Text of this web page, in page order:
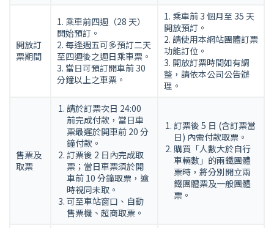
明
表
開放訂
票期間
1. 乘車前四週（28 天）
開始預訂。
2. 每逢週五可多預訂二天
至四週後之週日乘車票。
3. 當日可預訂開車前 30
分鐘以上之車票。
1. 乘車前 3 個月至 35 天
開放預訂。
2. 請使用本網站團體訂票
功能訂位。
3. 開放訂票時間如有調
整，請依本公司公告辦
理。
售票及
取票
請於訂票次日 24:00
前完成付款，當日車
票最遲於開車前 20 分
鐘付款。
訂票後 2 日內完成取
票；當日車票須於開
車前 10 分鐘取票，逾
時視同未取。
可至車站窗口、自動
售票機、超商取票。
訂票後 5 日 (含訂票當
日) 內需付款取票。
購買「人數大於自行
車輛數」的兩鐵團體
票時，將分別開立兩
鐵團體票及一般團體
票。